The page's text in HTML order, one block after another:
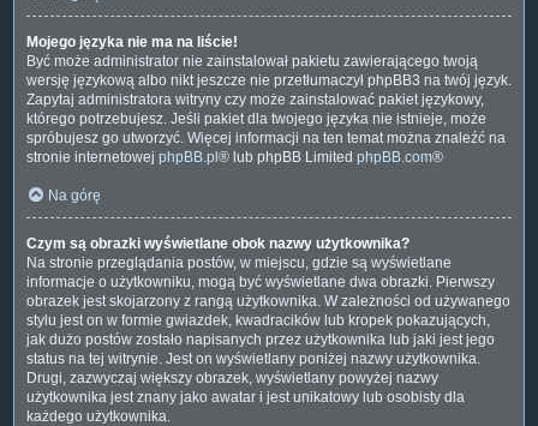
Mojego języka nie ma na liście!
Być może administrator nie zainstalował pakietu zawierającego twoją
wersję językową albo nikt jeszcze nie przetłumaczył phpBB3 na twój język.
Zapytaj administratora witryny czy może zainstalować pakiet językowy,
którego potrzebujesz. Jeśli pakiet dla twojego języka nie istnieje, może
spróbujesz go utworzyć. Więcej informacji na ten temat można znaleźć na
stronie internetowej phpBB.pl® lub phpBB Limited phpBB.com®
Na górę
Czym są obrazki wyświetlane obok nazwy użytkownika?
Na stronie przeglądania postów, w miejscu, gdzie są wyświetlane
informacje o użytkowniku, mogą być wyświetlane dwa obrazki. Pierwszy
obrazek jest skojarzony z rangą użytkownika. W zależności od używanego
stylu jest on w formie gwiazdek, kwadracików lub kropek pokazujących,
jak dużo postów zostało napisanych przez użytkownika lub jaki jest jego
status na tej witrynie. Jest on wyświetlany poniżej nazwy użytkownika.
Drugi, zazwyczaj większy obrazek, wyświetlany powyżej nazwy
użytkownika jest znany jako awatar i jest unikatowy lub osobisty dla
każdego użytkownika.